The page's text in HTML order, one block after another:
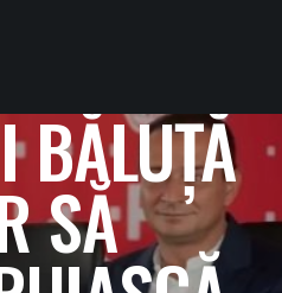
BĂLUȚĂ
SĂ